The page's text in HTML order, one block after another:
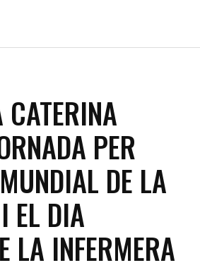
CATERINA
PER
DE LA
EL DIA
LA INFERMERA